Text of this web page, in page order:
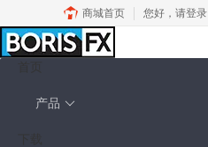
商城首页 您好， 请登录
产品